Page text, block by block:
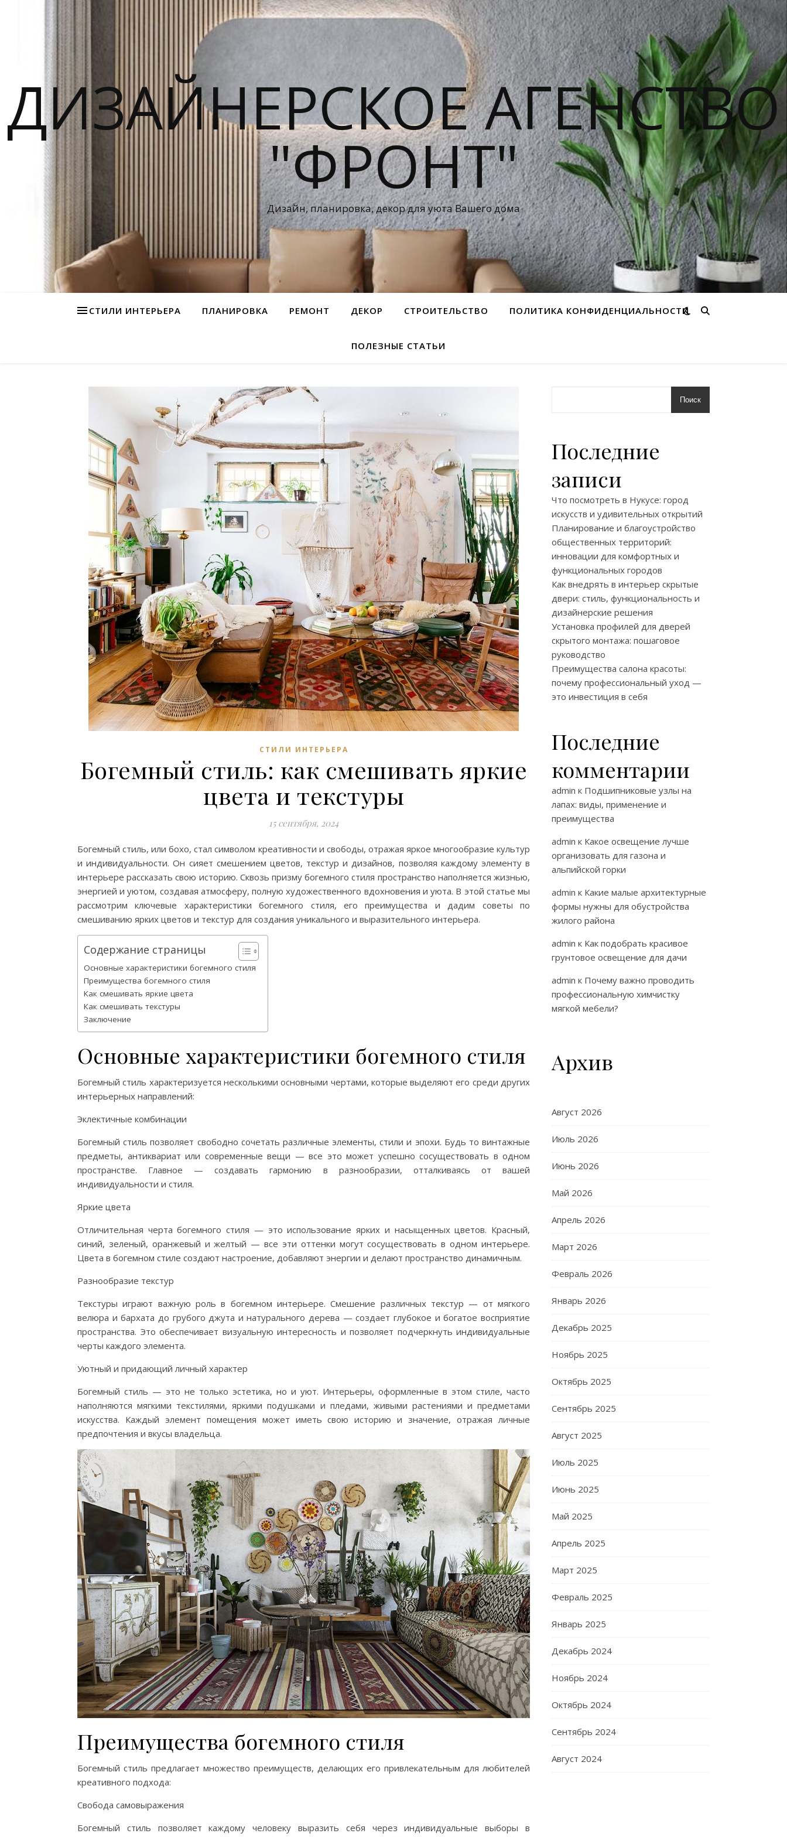
ДИЗАЙНЕРСКОЕ АГЕНСТВО
"ФРОНТ"
Дизайн, планировка, декор для уюта Вашего дома
СТИЛИ ИНТЕРЬЕРА ПЛАНИРОВКА РЕМОНТ ДЕКОР СТРОИТЕЛЬСТВО ПОЛИТИКА КОНФИДЕНЦИАЛЬНОСТИ
ПОЛЕЗНЫЕ СТАТЬИ
СТИЛИ ИНТЕРЬЕРА
Богемный стиль: как смешивать яркие
цвета и текстуры
15 сентября, 2024
Богемный стиль, или бохо, стал символом креативности и свободы, отражая яркое многообразие культур
и индивидуальности. Он сияет смешением цветов, текстур и дизайнов, позволяя каждому элементу в
интерьере рассказать свою историю. Сквозь призму богемного стиля пространство наполняется жизнью,
энергией и уютом, создавая атмосферу, полную художественного вдохновения и уюта. В этой статье мы
рассмотрим ключевые характеристики богемного стиля, его преимущества и дадим советы по
смешиванию ярких цветов и текстур для создания уникального и выразительного интерьера.
Содержание страницы
Основные характеристики богемного стиля
Преимущества богемного стиля
Как смешивать яркие цвета
Как смешивать текстуры
Заключение
Основные характеристики богемного стиля
Богемный стиль характеризуется несколькими основными чертами, которые выделяют его среди других
интерьерных направлений:
Эклектичные комбинации
Богемный стиль позволяет свободно сочетать различные элементы, стили и эпохи. Будь то винтажные
предметы, антиквариат или современные вещи — все это может успешно сосуществовать в одном
пространстве. Главное — создавать гармонию в разнообразии, отталкиваясь от вашей
индивидуальности и стиля.
Яркие цвета
Отличительная черта богемного стиля — это использование ярких и насыщенных цветов. Красный,
синий, зеленый, оранжевый и желтый — все эти оттенки могут сосуществовать в одном интерьере.
Цвета в богемном стиле создают настроение, добавляют энергии и делают пространство динамичным.
Разнообразие текстур
Текстуры играют важную роль в богемном интерьере. Смешение различных текстур — от мягкого
велюра и бархата до грубого джута и натурального дерева — создает глубокое и богатое восприятие
пространства. Это обеспечивает визуальную интересность и позволяет подчеркнуть индивидуальные
черты каждого элемента.
Уютный и придающий личный характер
Богемный стиль — это не только эстетика, но и уют. Интерьеры, оформленные в этом стиле, часто
наполняются мягкими текстилями, яркими подушками и пледами, живыми растениями и предметами
искусства. Каждый элемент помещения может иметь свою историю и значение, отражая личные
предпочтения и вкусы владельца.
Преимущества богемного стиля
Богемный стиль предлагает множество преимуществ, делающих его привлекательным для любителей
креативного подхода:
Свобода самовыражения
Богемный стиль позволяет каждому человеку выразить себя через индивидуальные выборы в
Поиск
Последние
записи
Что посмотреть в Нукусе: город
искусств и удивительных открытий
Планирование и благоустройство
общественных территорий:
инновации для комфортных и
функциональных городов
Как внедрять в интерьер скрытые
двери: стиль, функциональность и
дизайнерские решения
Установка профилей для дверей
скрытого монтажа: пошаговое
руководство
Преимущества салона красоты:
почему профессиональный уход —
это инвестиция в себя
Последние
комментарии
admin к Подшипниковые узлы на
лапах: виды, применение и
преимущества
admin к Какое освещение лучше
организовать для газона и
альпийской горки
admin к Какие малые архитектурные
формы нужны для обустройства
жилого района
admin к Как подобрать красивое
грунтовое освещение для дачи
admin к Почему важно проводить
профессиональную химчистку
мягкой мебели?
Архив
Август 2026
Июль 2026
Июнь 2026
Май 2026
Апрель 2026
Март 2026
Февраль 2026
Январь 2026
Декабрь 2025
Ноябрь 2025
Октябрь 2025
Сентябрь 2025
Август 2025
Июль 2025
Июнь 2025
Май 2025
Апрель 2025
Март 2025
Февраль 2025
Январь 2025
Декабрь 2024
Ноябрь 2024
Октябрь 2024
Сентябрь 2024
Август 2024